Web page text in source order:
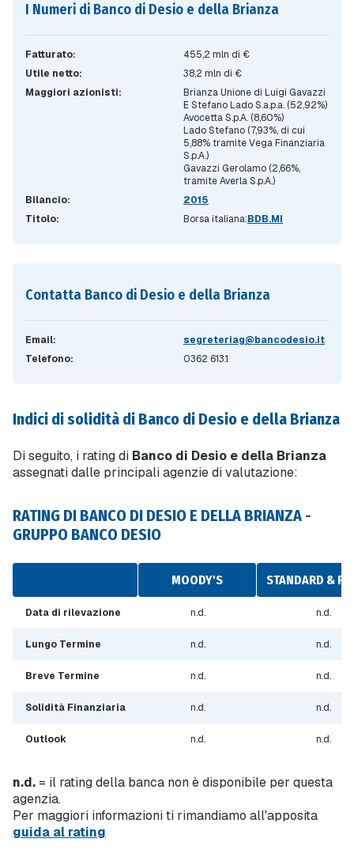
I Numeri di Banco di Desio e della Brianza
Fatturato:
455,2 mln di €
Utile netto:
38,2 mln di €
Maggiori azionisti:
Brianza Unione di Luigi Gavazzi
E Stefano Lado S.a.p.a. (52,92%)
Avocetta S.p.A. (8,60%)
Lado Stefano (7,93%, di cui
5,88% tramite Vega Finanziaria
S.p.A.)
Gavazzi Gerolamo (2,66%,
tramite Averla S.p.A.)
Bilancio:
2015
Titolo:
Borsa italiana:BDB.MI
Contatta Banco di Desio e della Brianza
Email:
segreteriag@bancodesio.it
Telefono:
0362 613.1
Indici di solidità di Banco di Desio e della Brianza
Di seguito, i rating di Banco di Desio e della Brianza
assegnati dalle principali agenzie di valutazione:
RATING DI BANCO DI DESIO E DELLA BRIANZA -
GRUPPO BANCO DESIO
MOODY'S STANDARD &
Data di rilevazione n.d. n.d.
Lungo Termine n.d. n.d.
Breve Termine n.d. n.d.
Solidità Finanziaria n.d. n.d.
Outlook n.d. n.d.
n.d. = il rating della banca non è disponibile per questa
agenzia.
Per maggiori informazioni ti rimandiamo all'apposita
guida al rating